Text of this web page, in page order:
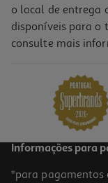
Bife/escalope De
/Kg
o local de entrega
disponíveis para
consulte mais
Informações para
*para pagamentos